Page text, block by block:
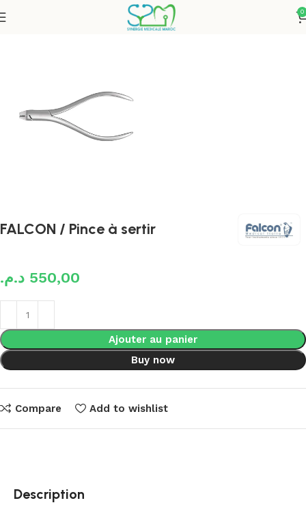
0
Instruments Orthodontiques
FALCON / Pince à sertir
550,00 د.م.
Ajouter au panier
Buy now
Compare Add to wishlist
Description